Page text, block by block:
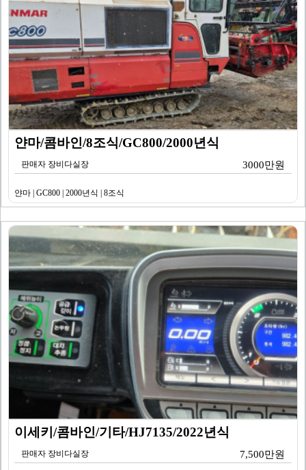
얀마/콤바인/8조식/GC800/2000년식
판매자 장비다실장 3000만원
얀마 | GC800 | 2000년식 | 8조식
이세키/콤바인/기타/HJ7135/2022년식
판매자 장비다실장 7,500만원